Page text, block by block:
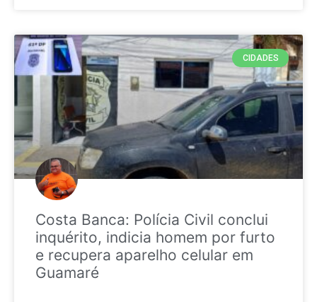
CIDADES
Costa Banca: Polícia Civil conclui
inquérito, indicia homem por furto
e recupera aparelho celular em
Guamaré